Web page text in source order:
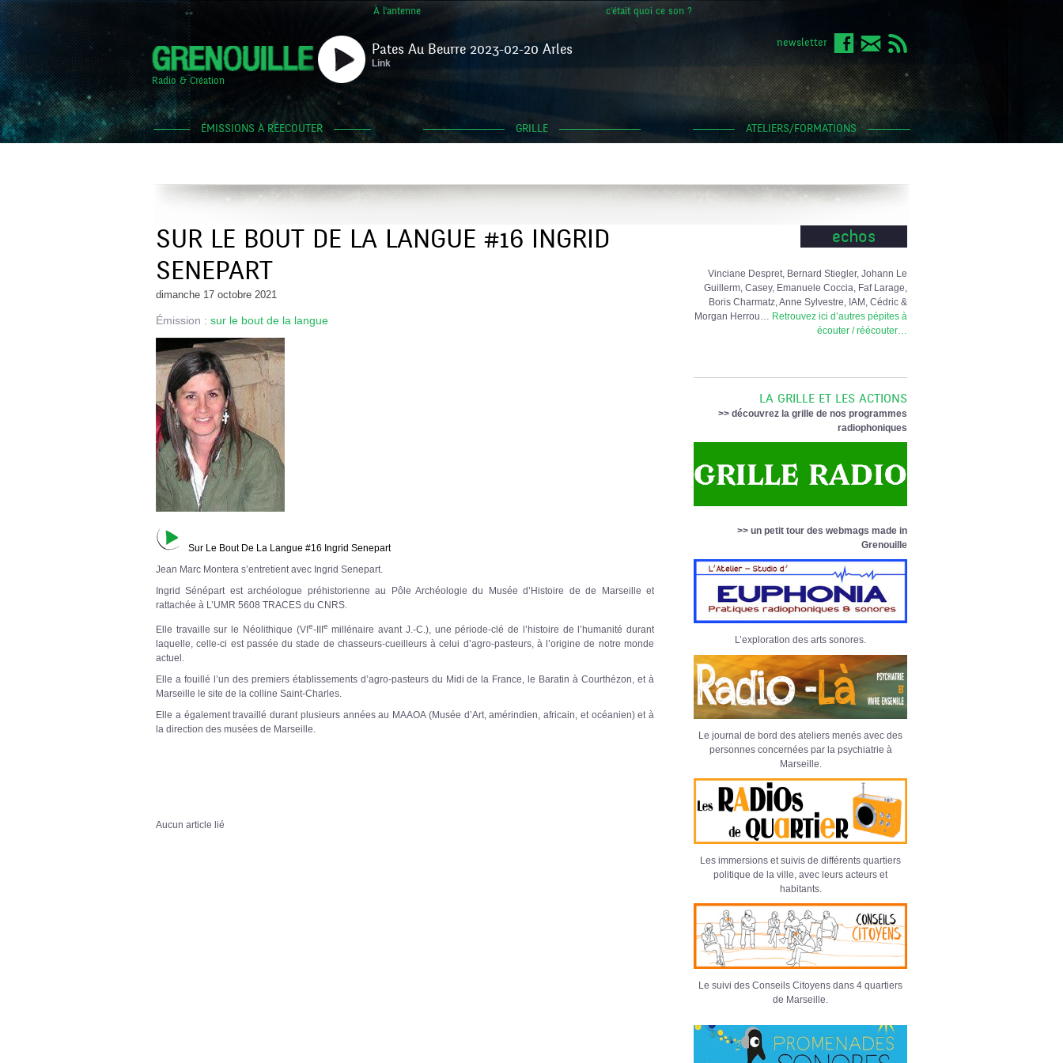
À l'antenne c'était quoi ce son ?
Radio & Création
Pates Au Beurre 2023-02-20 Arles
Link
newsletter
ÉMISSIONS À RÉECOUTER GRILLE ATELIERS/FORMATIONS
SUR LE BOUT DE LA LANGUE #16 INGRID
SENEPART
dimanche 17 octobre 2021
Émission : sur le bout de la langue
Sur Le Bout De La Langue #16 Ingrid Senepart
Jean Marc Montera s’entretient avec Ingrid Senepart.
Ingrid Sénépart est archéologue préhistorienne au Pôle Archéologie du Musée d’Histoire de de Marseille et
rattachée à L’UMR 5608 TRACES du CNRS.
Elle travaille sur le Néolithique (VIe-IIIe millénaire avant J.-C.), une période-clé de l’histoire de l’humanité durant
laquelle, celle-ci est passée du stade de chasseurs-cueilleurs à celui d’agro-pasteurs, à l’origine de notre monde
actuel.
Elle a fouillé l’un des premiers établissements d’agro-pasteurs du Midi de la France, le Baratin à Courthézon, et à
Marseille le site de la colline Saint-Charles.
Elle a également travaillé durant plusieurs années au MAAOA (Musée d’Art, amérindien, africain, et océanien) et à
la direction des musées de Marseille.
Aucun article lié
echos
Vinciane Despret, Bernard Stiegler, Johann Le
Guillerm, Casey, Emanuele Coccia, Faf Larage,
Boris Charmatz, Anne Sylvestre, IAM, Cédric &
Morgan Herrou… Retrouvez ici d’autres pépites à
écouter / réécouter…
LA GRILLE ET LES ACTIONS
>> découvrez la grille de nos programmes
radiophoniques
>> un petit tour des webmags made in
Grenouille
L’exploration des arts sonores.
Le journal de bord des ateliers menés avec des
personnes concernées par la psychiatrie à
Marseille.
Les immersions et suivis de différents quartiers
politique de la ville, avec leurs acteurs et
habitants.
Le suivi des Conseils Citoyens dans 4 quartiers
de Marseille.